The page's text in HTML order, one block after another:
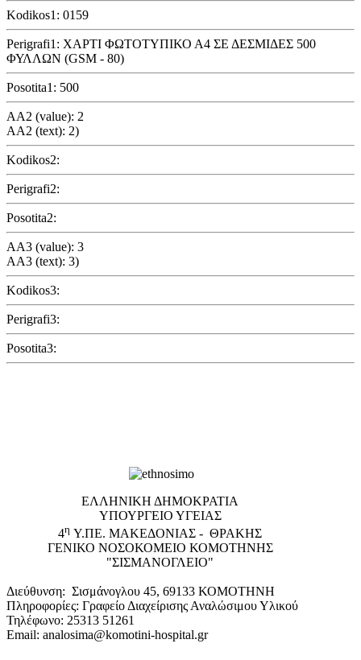
Kodikos1: 0159
Perigrafi1: ΧΑΡΤΙ ΦΩΤΟΤΥΠΙΚΟ Α4 ΣΕ ΔΕΣΜΙΔΕΣ 500
ΦΥΛΛΩΝ (GSM - 80)
Posotita1: 500
AA2 (value): 2
AA2 (text): 2)
Kodikos2:
Perigrafi2:
Posotita2:
AA3 (value): 3
AA3 (text): 3)
Kodikos3:
Perigrafi3:
Posotita3:
EΛΛΗΝΙΚΗ ΔΗΜΟΚΡΑΤΙΑ
ΥΠΟΥΡΓΕΙΟ ΥΓΕΙΑΣ
4η Υ.ΠΕ. ΜΑΚΕΔΟΝΙΑΣ - ΘΡΑΚΗΣ
ΓΕΝΙΚΟ NΟΣΟΚΟΜΕΙΟ ΚΟΜΟΤΗΝΗΣ
"ΣΙΣΜΑΝΟΓΛΕΙΟ"
Διεύθυνση: Σισμάνογλου 45, 69133 ΚΟΜΟΤΗΝΗ
Πληροφορίες: Γραφείο Διαχείρισης Αναλώσιμου Υλικού
Τηλέφωνο: 25313 51261
Email: analosima@komotini-hospital.gr